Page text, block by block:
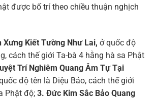
được bố trí theo chiều thuận nghịch
Xưng Kiết Tường Như Lai, ở quốc độ
cách thế giới Ta-bà 4 hằng hà sa Phật
Trí Nghiêm Quang Âm Tự Tại
độ tên là Diệu Bảo, cách thế giới
Phật độ; 3. Đức Kim Sắc Bảo Quang